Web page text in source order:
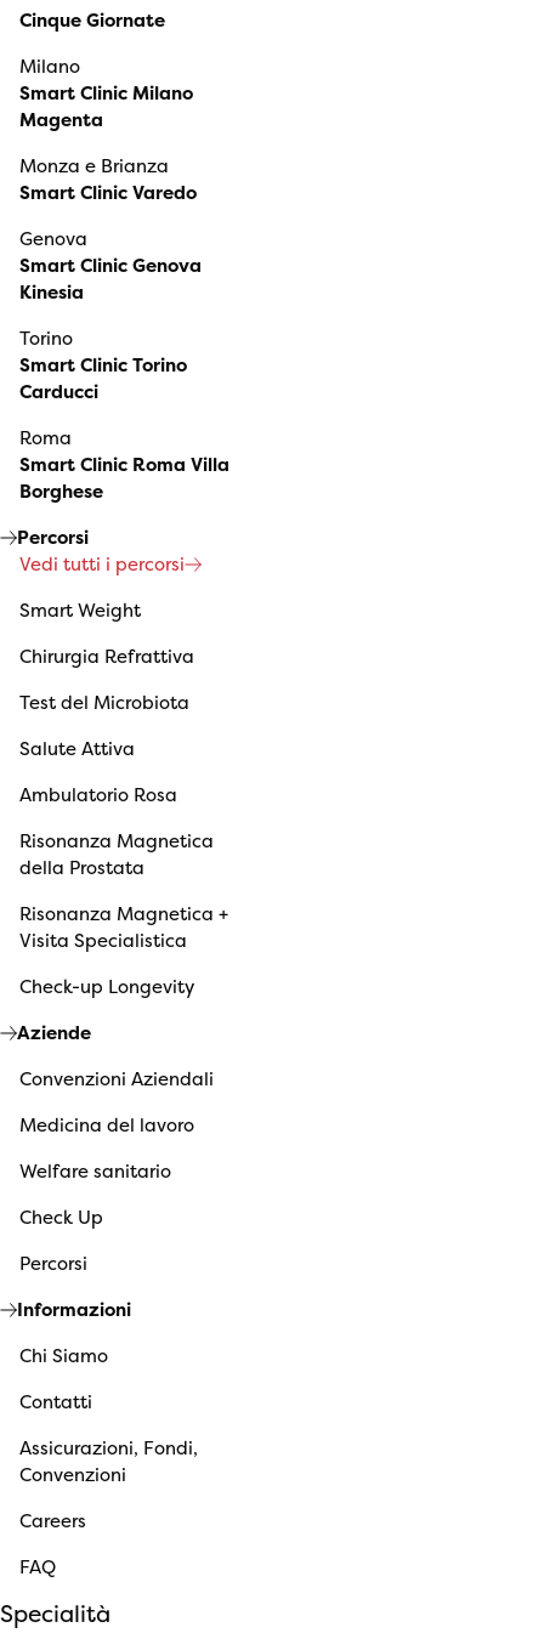
Cinque Giornate
Milano
Smart Clinic Milano
Magenta
Monza e Brianza
Smart Clinic Varedo
Genova
Smart Clinic Genova
Kinesia
Torino
Smart Clinic Torino
Carducci
Roma
Smart Clinic Roma Villa
Borghese
Percorsi
Vedi tutti i percorsi
Smart Weight
Chirurgia Refrattiva
Test del Microbiota
Salute Attiva
Ambulatorio Rosa
Risonanza Magnetica
della Prostata
Risonanza Magnetica +
Visita Specialistica
Check-up Longevity
Aziende
Convenzioni Aziendali
Medicina del lavoro
Welfare sanitario
Check Up
Percorsi
Informazioni
Chi Siamo
Contatti
Assicurazioni, Fondi,
Convenzioni
Careers
FAQ
Specialità